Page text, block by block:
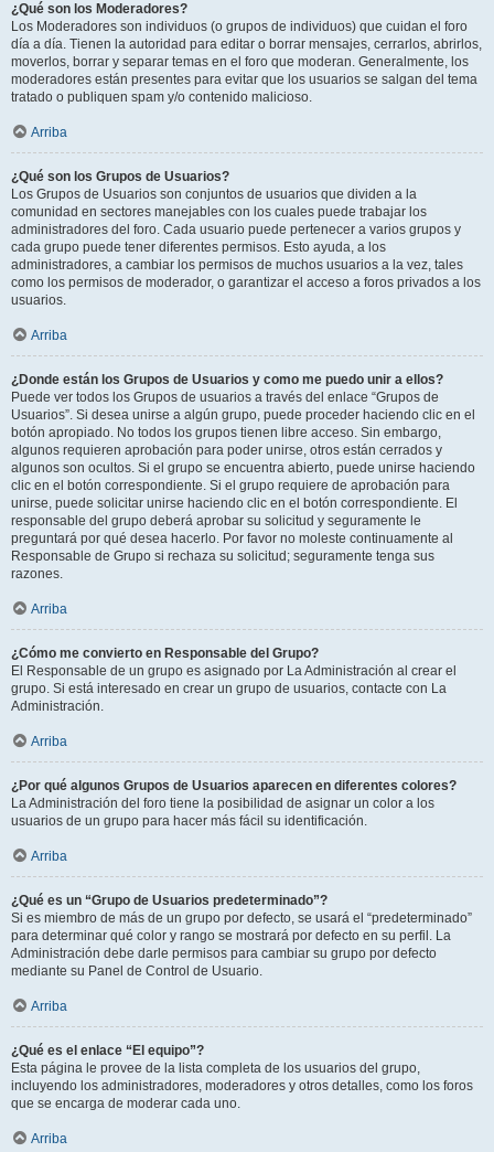
¿Qué son los Moderadores?
Los Moderadores son individuos (o grupos de individuos) que cuidan el foro
día a día. Tienen la autoridad para editar o borrar mensajes, cerrarlos, abrirlos,
moverlos, borrar y separar temas en el foro que moderan. Generalmente, los
moderadores están presentes para evitar que los usuarios se salgan del tema
tratado o publiquen spam y/o contenido malicioso.
Arriba
¿Qué son los Grupos de Usuarios?
Los Grupos de Usuarios son conjuntos de usuarios que dividen a la
comunidad en sectores manejables con los cuales puede trabajar los
administradores del foro. Cada usuario puede pertenecer a varios grupos y
cada grupo puede tener diferentes permisos. Esto ayuda, a los
administradores, a cambiar los permisos de muchos usuarios a la vez, tales
como los permisos de moderador, o garantizar el acceso a foros privados a los
usuarios.
Arriba
¿Donde están los Grupos de Usuarios y como me puedo unir a ellos?
Puede ver todos los Grupos de usuarios a través del enlace “Grupos de
Usuarios”. Si desea unirse a algún grupo, puede proceder haciendo clic en el
botón apropiado. No todos los grupos tienen libre acceso. Sin embargo,
algunos requieren aprobación para poder unirse, otros están cerrados y
algunos son ocultos. Si el grupo se encuentra abierto, puede unirse haciendo
clic en el botón correspondiente. Si el grupo requiere de aprobación para
unirse, puede solicitar unirse haciendo clic en el botón correspondiente. El
responsable del grupo deberá aprobar su solicitud y seguramente le
preguntará por qué desea hacerlo. Por favor no moleste continuamente al
Responsable de Grupo si rechaza su solicitud; seguramente tenga sus
razones.
Arriba
¿Cómo me convierto en Responsable del Grupo?
El Responsable de un grupo es asignado por La Administración al crear el
grupo. Si está interesado en crear un grupo de usuarios, contacte con La
Administración.
Arriba
¿Por qué algunos Grupos de Usuarios aparecen en diferentes colores?
La Administración del foro tiene la posibilidad de asignar un color a los
usuarios de un grupo para hacer más fácil su identificación.
Arriba
¿Qué es un “Grupo de Usuarios predeterminado”?
Si es miembro de más de un grupo por defecto, se usará el “predeterminado”
para determinar qué color y rango se mostrará por defecto en su perfil. La
Administración debe darle permisos para cambiar su grupo por defecto
mediante su Panel de Control de Usuario.
Arriba
¿Qué es el enlace “El equipo”?
Esta página le provee de la lista completa de los usuarios del grupo,
incluyendo los administradores, moderadores y otros detalles, como los foros
que se encarga de moderar cada uno.
Arriba